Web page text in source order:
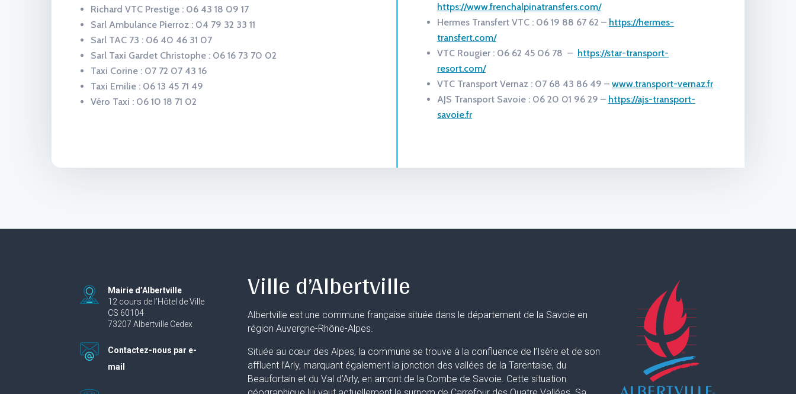
Richard VTC Prestige : 06 43 18 09 17
Sarl Ambulance Pierroz : 04 79 32 33 11
Sarl TAC 73 : 06 40 46 31 07
Sarl Taxi Gardet Christophe : 06 16 73 70 02
Taxi Corine : 07 72 07 43 16
Taxi Emilie : 06 13 45 71 49
Véro Taxi : 06 10 18 71 02
https://www.frenchalpinatransfers.com/
Hermes Transfert VTC : 06 19 88 67 62 – https://hermes-
transfert.com/
VTC Rougier : 06 62 45 06 78 – https://star-transport-
resort.com/
VTC Transport Vernaz : 07 68 43 86 49 – www.transport-vernaz.fr
AJS Transport Savoie : 06 20 01 96 29 – https://ajs-transport-
savoie.fr
Mairie d’Albertville
12 cours de l’Hôtel de Ville
CS 60104
73207 Albertville Cedex
Contactez-nous par e-
mail
Ville d’Albertville
Albertville est une commune française située dans le département de la Savoie en
région Auvergne-Rhône-Alpes.
Située au cœur des Alpes, la commune se trouve à la confluence de l’Isère et de son
affluent l’Arly, marquant également la jonction des vallées de la Tarentaise, du
Beaufortain et du Val d’Arly, en amont de la Combe de Savoie. Cette situation